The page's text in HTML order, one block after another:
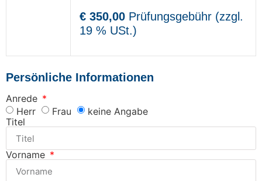
€ 350,00 Prüfungsgebühr (zzgl.
19 % USt.)
Persönliche Informationen
Anrede
Herr
Frau
keine Angabe
Titel
Vorname